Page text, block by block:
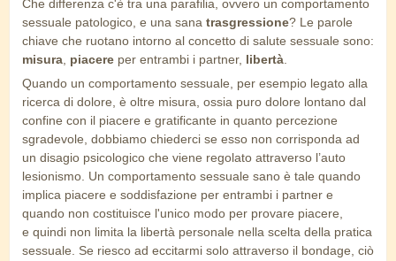
Che differenza c'è tra una parafilia, ovvero un comportamento
sessuale patologico, e una sana trasgressione? Le parole
chiave che ruotano intorno al concetto di salute sessuale sono:
misura piacere per entrambi i partner, libertà
Quando un comportamento sessuale, per esempio legato alla
ricerca di dolore, è oltre misura, ossia puro dolore lontano dal
confine con il piacere e gratificante in quanto percezione
sgradevole, dobbiamo chiederci se esso non corrisponda ad
un disagio psicologico che viene regolato attraverso l’auto
lesionismo. Un comportamento sessuale sano è tale quando
implica piacere e soddisfazione per entrambi i partner e
quando non costituisce l'unico modo per provare piacere,
e quindi non limita la libertà personale nella scelta della pratica
sessuale. Se riesco ad eccitarmi solo attraverso il bondage, ciò